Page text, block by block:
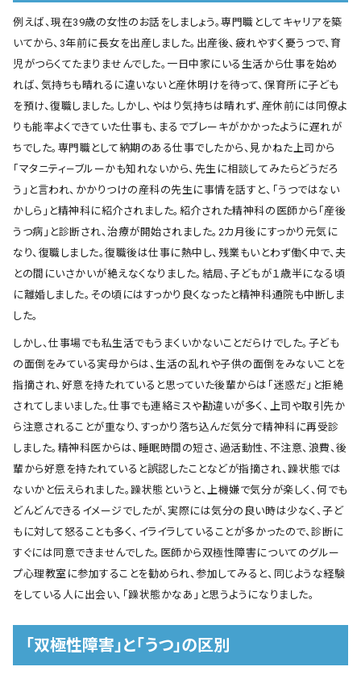
例えば、現在39歳の女性のお話をしましょう。専門職としてキャリアを築
いてから、3年前に長女を出産しました。出産後、疲れやすく憂うつで、育
児がつらくてたまりませんでした。一日中家にいる生活から仕事を始め
れば、気持ちも晴れるに違いないと産休明けを待って、保育所に子ども
を預け、復職しました。しかし、やはり気持ちは晴れず、産休前には同僚よ
りも能率よくできていた仕事も、まるでブレーキがかかったように遅れが
ちでした。専門職として納期のある仕事でしたから、見かねた上司から
「マタニティ―ブルーかも知れないから、先生に相談してみたらどうだろ
う」と言われ、かかりつけの産科の先生に事情を話すと、「うつではない
かしら」と精神科に紹介されました。紹介された精神科の医師から「産後
うつ病」と診断され、治療が開始されました。2カ月後にすっかり元気に
なり、復職しました。復職後は仕事に熱中し、残業もいとわず働く中で、夫
との間にいさかいが絶えなくなりました。結局、子どもが１歳半になる頃
に離婚しました。その頃にはすっかり良くなったと精神科通院も中断しま
した。
しかし、仕事場でも私生活でもうまくいかないことだらけでした。子ども
の面倒をみている実母からは、生活の乱れや子供の面倒をみないことを
指摘され、好意を持たれていると思っていた後輩からは「迷惑だ」と拒絶
されてしまいました。仕事でも連絡ミスや勘違いが多く、上司や取引先か
ら注意されることが重なり、すっかり落ち込んだ気分で精神科に再受診
しました。精神科医からは、睡眠時間の短さ、過活動性、不注意、浪費、後
輩から好意を持たれていると誤認したことなどが指摘され、躁状態では
ないかと伝えられました。躁状態というと、上機嫌で気分が楽しく、何でも
どんどんできるイメージでしたが、実際には気分の良い時は少なく、子ど
もに対して怒ることも多く、イライラしていることが多かったので、診断に
すぐには同意できませんでした。医師から双極性障害についてのグルー
プ心理教室に参加することを勧められ、参加してみると、同じような経験
をしている人に出会い、「躁状態かなあ」と思うようになりました。
「双極性障害」と「うつ」の区別